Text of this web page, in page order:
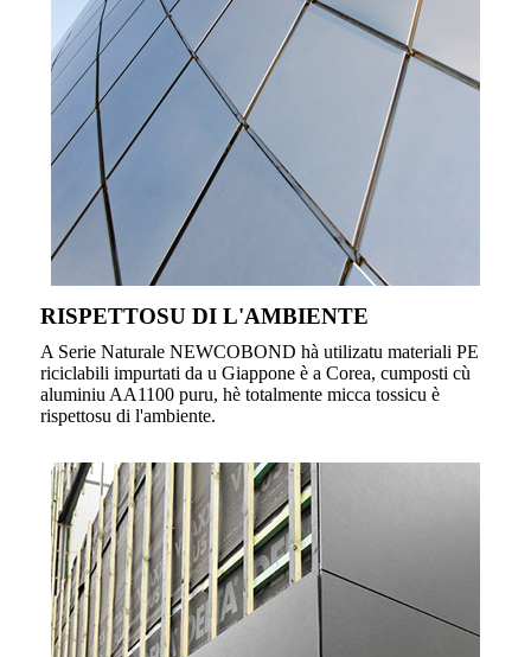
RISPETTOSU DI L'AMBIENTE
A Serie Naturale NEWCOBOND hà utilizatu materiali PE
riciclabili impurtati da u Giappone è a Corea, cumposti cù
aluminiu AA1100 puru, hè totalmente micca tossicu è
rispettosu di l'ambiente.